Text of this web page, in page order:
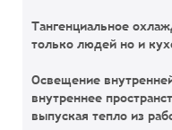
Тангенциальное
только людей но и
Освещение
внутреннее
выпуская тепло из